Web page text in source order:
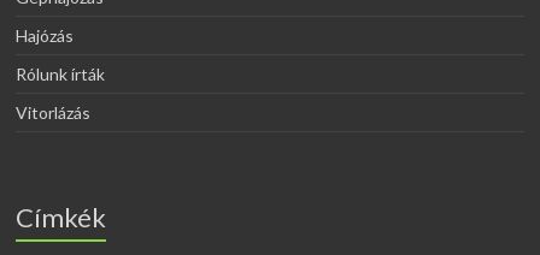
Hajózás
Rólunk írták
Vitorlázás
Címkék